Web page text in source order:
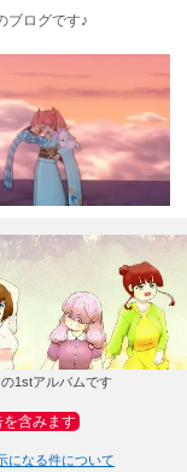
ブログです♪
1stアルバムです
含みます
になる件について